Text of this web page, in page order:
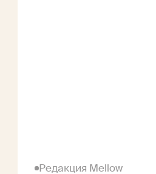
Редакция Mellow